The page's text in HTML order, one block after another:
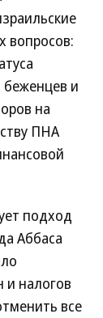
вопросов:
и
на
ПНА
подход
Аббаса
налогов
все